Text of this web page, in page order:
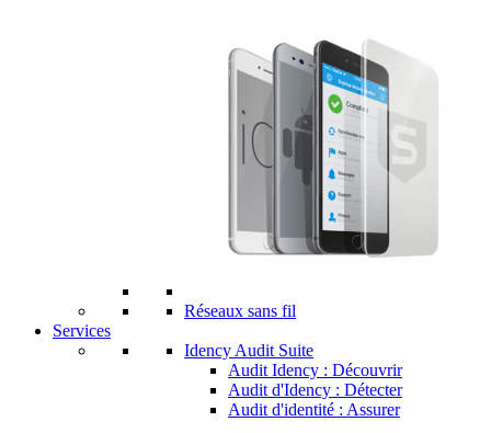
Réseaux sans fil
Services
Idency Audit Suite
Audit Idency : Découvrir
Audit d'Idency : Détecter
Audit d'identité : Assurer